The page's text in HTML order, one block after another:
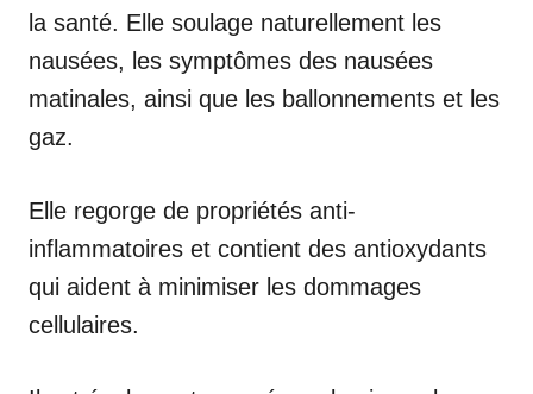
la santé. Elle soulage naturellement les
nausées, les symptômes des nausées
matinales, ainsi que les ballonnements et les
gaz.
Elle regorge de propriétés anti-
inflammatoires et contient des antioxydants
qui aident à minimiser les dommages
cellulaires.